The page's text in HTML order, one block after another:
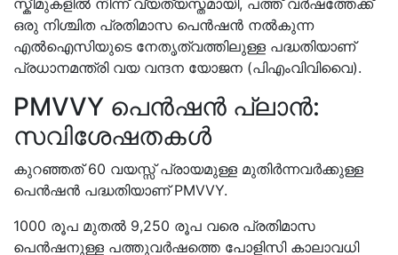
സ്കീമുകളിൽ നിന്ന് വ്യത്യസ്തമായി, പത്ത് വർഷത്തേക്ക്
ഒരു നിശ്ചിത പ്രതിമാസ പെൻഷൻ നൽകുന്ന
എൽഐസിയുടെ നേതൃത്വത്തിലുള്ള പദ്ധതിയാണ്
പ്രധാനമന്ത്രി വയ വന്ദന യോജന (പിഎംവിവിവൈ).
PMVVY പെൻഷൻ പ്ലാൻ:
സവിശേഷതകൾ
കുറഞ്ഞത് 60 വയസ്സ് പ്രായമുള്ള മുതിർന്നവർക്കുള്ള
പെൻഷൻ പദ്ധതിയാണ് PMVVY.
1000 രൂപ മുതൽ 9,250 രൂപ വരെ പ്രതിമാസ
പെൻഷനുള്ള പത്തുവർഷത്തെ പോളിസി കാലാവധി